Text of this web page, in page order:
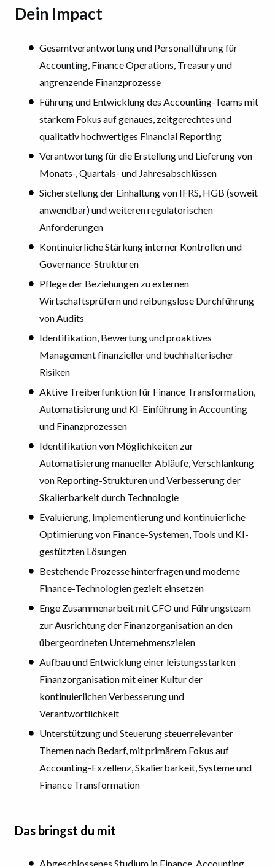
Dein Impact
Gesamtverantwortung und Personalführung für
Accounting, Finance Operations, Treasury und
angrenzende Finanzprozesse
Führung und Entwicklung des Accounting-Teams mit
starkem Fokus auf genaues, zeitgerechtes und
qualitativ hochwertiges Financial Reporting
Verantwortung für die Erstellung und Lieferung von
Monats-, Quartals- und Jahresabschlüssen
Sicherstellung der Einhaltung von IFRS, HGB (soweit
anwendbar) und weiteren regulatorischen
Anforderungen
Kontinuierliche Stärkung interner Kontrollen und
Governance-Strukturen
Pflege der Beziehungen zu externen
Wirtschaftsprüfern und reibungslose Durchführung
von Audits
Identifikation, Bewertung und proaktives
Management finanzieller und buchhalterischer
Risiken
Aktive Treiberfunktion für Finance Transformation,
Automatisierung und KI-Einführung in Accounting
und Finanzprozessen
Identifikation von Möglichkeiten zur
Automatisierung manueller Abläufe, Verschlankung
von Reporting-Strukturen und Verbesserung der
Skalierbarkeit durch Technologie
Evaluierung, Implementierung und kontinuierliche
Optimierung von Finance-Systemen, Tools und KI-
gestützten Lösungen
Bestehende Prozesse hinterfragen und moderne
Finance-Technologien gezielt einsetzen
Enge Zusammenarbeit mit CFO und Führungsteam
zur Ausrichtung der Finanzorganisation an den
übergeordneten Unternehmenszielen
Aufbau und Entwicklung einer leistungsstarken
Finanzorganisation mit einer Kultur der
kontinuierlichen Verbesserung und
Verantwortlichkeit
Unterstützung und Steuerung steuerrelevanter
Themen nach Bedarf, mit primärem Fokus auf
Accounting-Exzellenz, Skalierbarkeit, Systeme und
Finance Transformation
Das bringst du mit
Abgeschlossenes Studium in Finance, Accounting